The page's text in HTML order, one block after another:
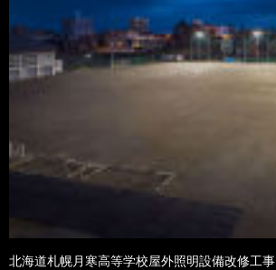
北海道札幌月寒高等学校屋外照明設備改修工事